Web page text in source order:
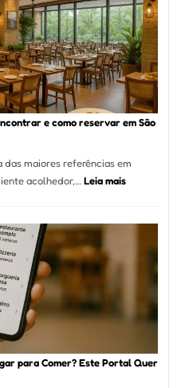
Restaurantes
em
São
Paulo:
Um
Guia
Definitivo
Alta
Gastronomia
e como reservar em São
das maiores referências em
acolhedor,… Leia mais:
encontrar
reservar
Paulo
para Comer? Este Portal Quer